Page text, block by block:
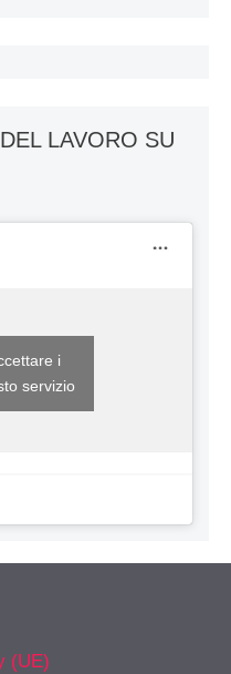
LAVORO SU
i
servizio
(UE)